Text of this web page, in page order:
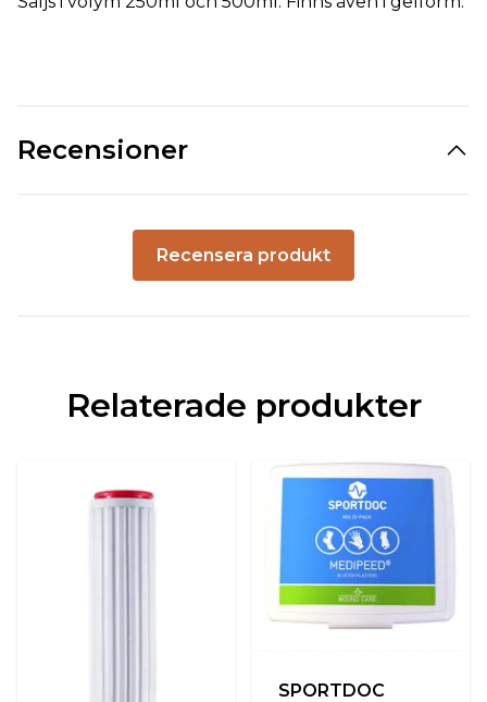
Recensioner
Recensera produkt
Relaterade produkter
SPORTDOC